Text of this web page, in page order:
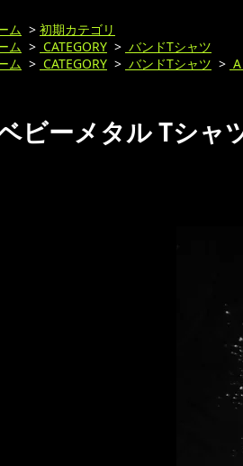
ム > 初期カテゴリ
ム > CATEGORY > バンドTシャツ
ム > CATEGORY > バンドTシャツ >
ビーメタル Tシャ